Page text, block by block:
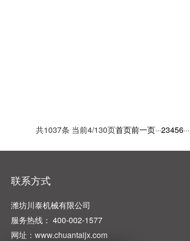
共1037条 当前4/130页首页前一页···23456···
联系方式
潍坊川泰机械有限公司
服务热线： 400-002-1577
网址：www.chuantaijx.com